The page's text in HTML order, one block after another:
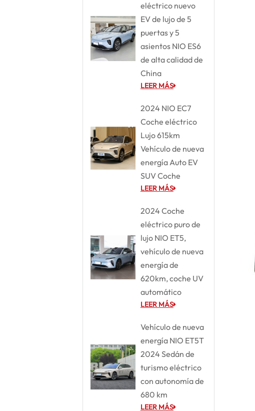
eléctrico nuevo
EV de lujo de 5
puertas y 5
asientos NIO ES6
de alta calidad de
China
LEER MÁS
2024 NIO EC7
Coche eléctrico
Lujo 615km
Vehículo de nueva
energía Auto EV
SUV Coche
LEER MÁS
2024 Coche
eléctrico puro de
lujo NIO ET5,
vehículo de nueva
energía de
620km, coche UV
automático
LEER MÁS
Vehículo de nueva
energía NIO ET5T
2024 Sedán de
turismo eléctrico
con autonomía de
680 km
LEER MÁS